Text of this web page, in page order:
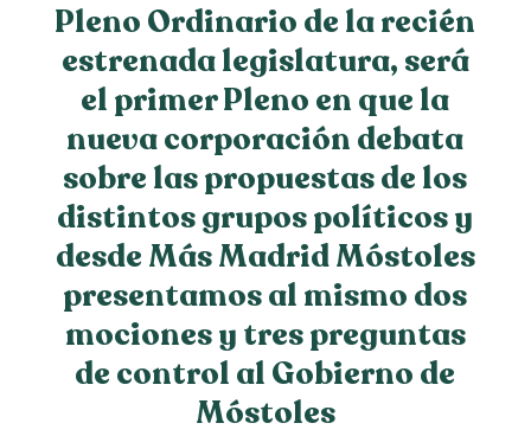
Pleno Ordinario de la recién
estrenada legislatura, será
el primer Pleno en que la
nueva corporación debata
sobre las propuestas de los
distintos grupos políticos y
desde Más Madrid Móstoles
presentamos al mismo dos
mociones y tres preguntas
de control al Gobierno de
Móstoles